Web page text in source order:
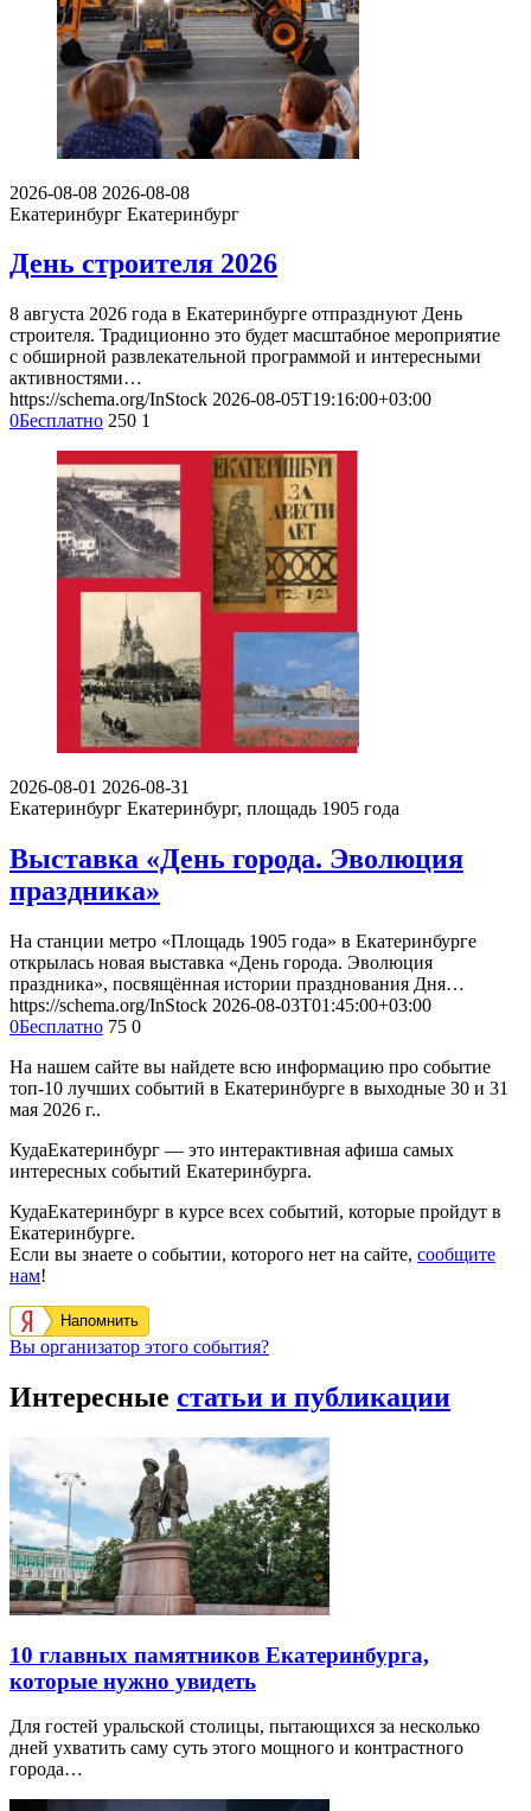
2026-08-08 2026-08-08
Екатеринбург Екатеринбург
День строителя 2026
8 августа 2026 года в Екатеринбурге отпразднуют День
строителя. Традиционно это будет масштабное мероприятие
с обширной развлекательной программой и интересными
активностями…
https://schema.org/InStock 2026-08-05T19:16:00+03:00
0Бесплатно 250 1
2026-08-01 2026-08-31
Екатеринбург Екатеринбург, площадь 1905 года
Выставка «День города. Эволюция
праздника»
На станции метро «Площадь 1905 года» в Екатеринбурге
открылась новая выставка «День города. Эволюция
праздника», посвящённая истории празднования Дня…
https://schema.org/InStock 2026-08-03T01:45:00+03:00
0Бесплатно 75 0
На нашем сайте вы найдете всю информацию про событие
топ-10 лучших событий в Екатеринбурге в выходные 30 и 31
мая 2026 г..
КудаЕкатеринбург — это интерактивная афиша самых
интересных событий Екатеринбурга.
КудаЕкатеринбург в курсе всех событий, которые пройдут в
Екатеринбурге.
Если вы знаете о событии, которого нет на сайте, сообщите
нам!
Напомнить
Вы организатор этого события?
Интересные статьи и публикации
10 главных памятников Екатеринбурга,
которые нужно увидеть
Для гостей уральской столицы, пытающихся за несколько
дней ухватить саму суть этого мощного и контрастного
города…